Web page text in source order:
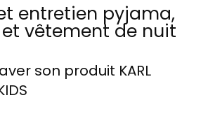
entretien pyjama,
vêtement de nuit
son produit KARL